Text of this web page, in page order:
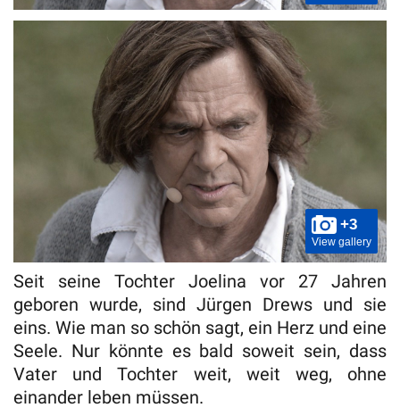
+3
View gallery
Seit seine Tochter Joelina vor 27 Jahren
geboren wurde, sind Jürgen Drews und sie
eins. Wie man so schön sagt, ein Herz und eine
Seele. Nur könnte es bald soweit sein, dass
Vater und Tochter weit, weit weg, ohne
einander leben müssen.